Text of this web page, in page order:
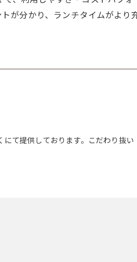
が分かり、ランチタイムがより
て提供しております。こだわり抜い